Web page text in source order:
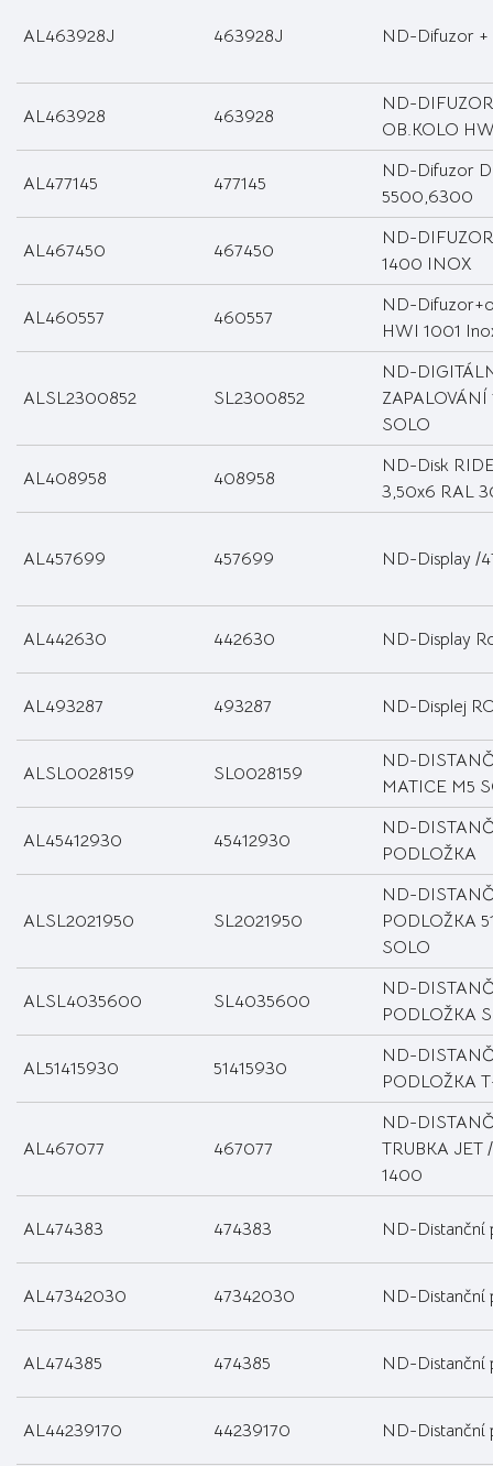
AL463928J 463928J ND-Difuzor
AL463928 463928
ND-
OB.KOLO
AL477145 477145
ND-Difuzor
5500,6300
AL467450 467450
ND-
1400 INOX
AL460557 460557
ND-
HWI 1001
ALSL2300852 SL2300852
ND-
ZAPALOVÁNÍ
SOLO
AL408958 408958
ND-Disk
3,50x6 RAL
AL457699 457699 ND-Display /
AL442630 442630 ND-Display
AL493287 493287 ND-Displej
ALSL0028159 SL0028159
ND-
MATICE M5
AL45412930 45412930
ND-
PODLOŽKA
ALSL2021950 SL2021950
ND-
PODLOŽKA
SOLO
ALSL4035600 SL4035600
ND-
PODLOŽKA
AL51415930 51415930
ND-
PODLOŽKA
AL467077 467077
ND-
TRUBKA JET
1400
AL474383 474383 ND-Distanční
AL47342030 47342030 ND-Distanční
AL474385 474385 ND-Distanční
AL44239170 44239170 ND-Distanční